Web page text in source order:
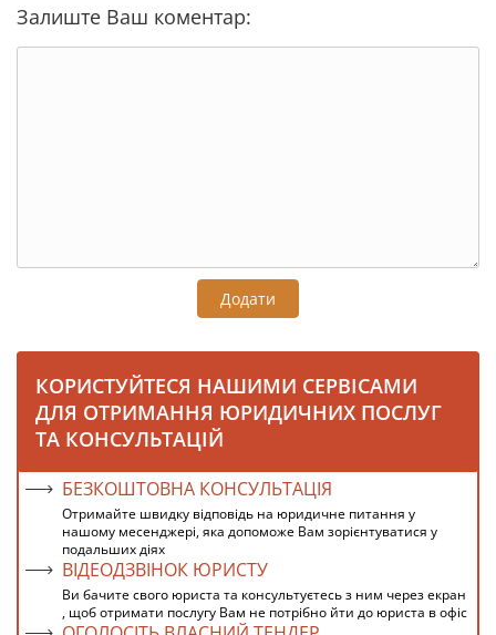
Залиште Ваш коментар:
Додати
КОРИСТУЙТЕСЯ НАШИМИ СЕРВІСАМИ
ДЛЯ ОТРИМАННЯ ЮРИДИЧНИХ ПОСЛУГ
ТА КОНСУЛЬТАЦІЙ
БЕЗКОШТОВНА КОНСУЛЬТАЦІЯ
Отримайте швидку відповідь на юридичне питання у
нашому месенджері, яка допоможе Вам зорієнтуватися у
подальших діях
ВІДЕОДЗВІНОК ЮРИСТУ
Ви бачите свого юриста та консультуєтесь з ним через екран
, щоб отримати послугу Вам не потрібно йти до юриста в офіс